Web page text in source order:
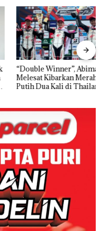
“Double Winner”, Abimanyu
Melesat Kibarkan Merah
Putih Dua Kali di Thailand